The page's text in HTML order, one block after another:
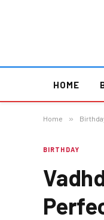
HOME
Home »
BIRTHDAY